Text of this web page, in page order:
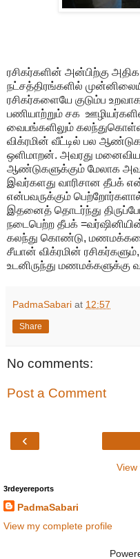
ரசிகர்களின் அன்பிற்கு
நட்சத்திரங்களில்
ரசிகர்களையே குடும்ப
பணியாற்றும் சக
வைபங்களிலும்
விக்ரமின் வீட்டில் பல
ஒளிமாறன். அவரது
ஆண்டுகளுக்கும் மேலாக
இவர்களது வாரிசான தீபக்
என்பவருக்கும்
இதனைத் தொடர்ந்து
நடைபெற்ற தீபக்
கலந்து கொண்டு,
சீயான் விக்ரமின்
உடனிருந்து மணமக்களுக்கு
PadmaSabari at 12:57
Share
No comments:
Post a Comment
‹
View
3rdeyereports
PadmaSabari
View my complete profile